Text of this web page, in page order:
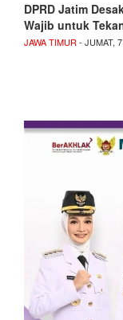
DPRD Jatim
Wajib untuk
JAWA TIMUR- JUMAT,